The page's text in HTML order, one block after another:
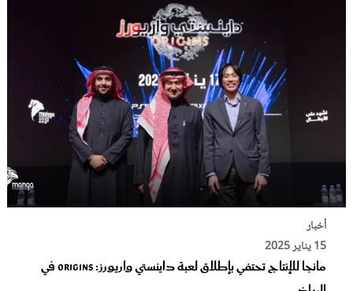
أخبار
15 يناير 2025
مانجا للإنتاج تحتفي بإطلاق لعبة داينستي واريورز: ORIGINS في